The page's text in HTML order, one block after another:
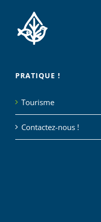
PRATIQUE !
Tourisme
Contactez-nous !